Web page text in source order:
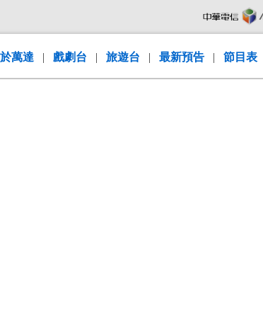
萬達 | 戲劇台 | 旅遊台 | 最新預告 | 節目表